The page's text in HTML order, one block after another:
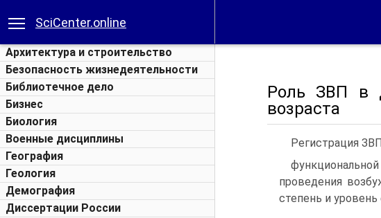
SciCenter.online
Архитектура и строительство
Безопасность жизнедеятельности
Библиотечное дело
Бизнес
Биология
Военные дисциплины
География
Геология
Демография
Диссертации России
Роль ЗВП в
возраста
Регистрация
проведения
степень и уровень